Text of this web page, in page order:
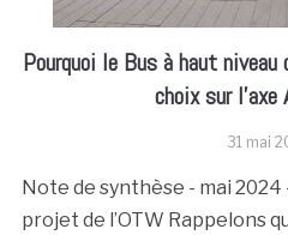
Pourquoi le Bus à haut niveau
choix sur l’axe
31 mai
Note de synthèse - mai
projet de l’OTW Rappelons